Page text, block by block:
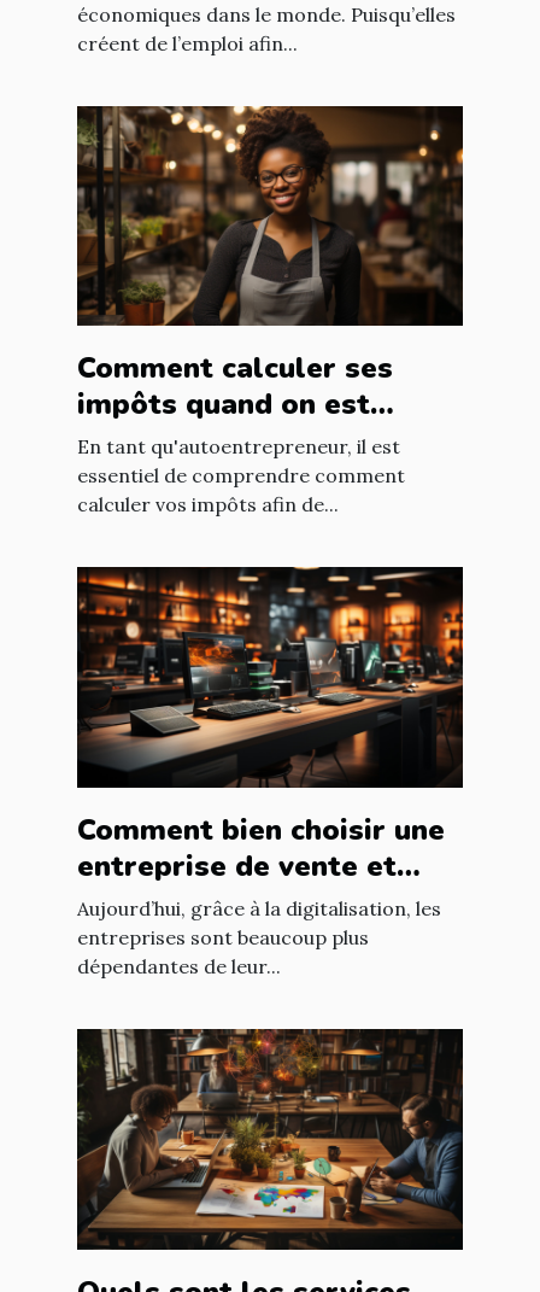
économiques dans le monde. Puisqu’elles
créent de l’emploi afin...
Comment calculer ses
impôts quand on est
autoentrepreneur ?
En tant qu'autoentrepreneur, il est
essentiel de comprendre comment
calculer vos impôts afin de...
Comment bien choisir une
entreprise de vente et
d'installation de parc
informatique ?
Aujourd’hui, grâce à la digitalisation, les
entreprises sont beaucoup plus
dépendantes de leur...